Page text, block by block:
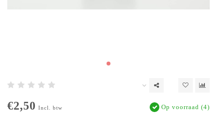
€2,50 Incl. btw Op voorraad (4)